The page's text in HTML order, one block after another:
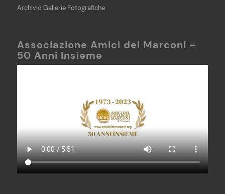
Archivio Gallerie Fotografiche
Associazione Amici del Marconi –
50 Anni Insieme